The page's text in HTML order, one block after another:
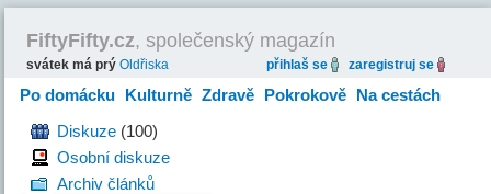
FiftyFifty.cz, společenský magazín
svátek má prýOldřiska přihlaš se zaregistruj se
Po domácku Kulturně Zdravě Pokrokově Na cestách
HravěDiskuze (100)
Osobní diskuze
Archiv článků